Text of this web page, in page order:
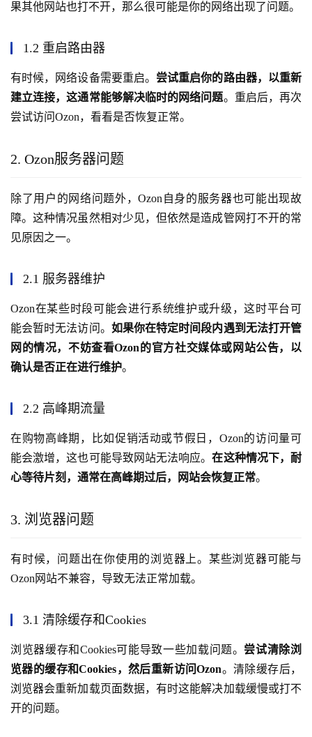
果其他网站也打不开，那么很可能是你的网络出现了问题。
1.2 重启路由器
有时候，网络设备需要重启。 尝试重启你的路由器，以重新
建立连接，这通常能够解决临时的网络问题。重启后，再次
尝试访问Ozon，看看是否恢复正常。
2. Ozon服务器问题
除了用户的网络问题外，Ozon自身的服务器也可能出现故
障。这种情况虽然相对少见，但依然是造成管网打不开的常
见原因之一。
2.1 服务器维护
Ozon在某些时段可能会进行系统维护或升级，这时平台可
能会暂时无法访问。 如果你在特定时间段内遇到无法打开管
网的情况，不妨查看Ozon的官方社交媒体或网站公告，以
确认是否正在进行维护。
2.2 高峰期流量
在购物高峰期，比如促销活动或节假日，Ozon的访问量可
能会激增，这也可能导致网站无法响应。在这种情况下，耐
心等待片刻，通常在高峰期过后，网站会恢复正常。
3. 浏览器问题
有时候，问题出在你使用的浏览器上。某些浏览器可能与
Ozon网站不兼容，导致无法正常加载。
3.1 清除缓存和Cookies
浏览器缓存和Cookies可能导致一些加载问题。 尝试清除浏
览器的缓存和Cookies，然后重新访问Ozon。清除缓存后，
浏览器会重新加载页面数据，有时这能解决加载缓慢或打不
开的问题。